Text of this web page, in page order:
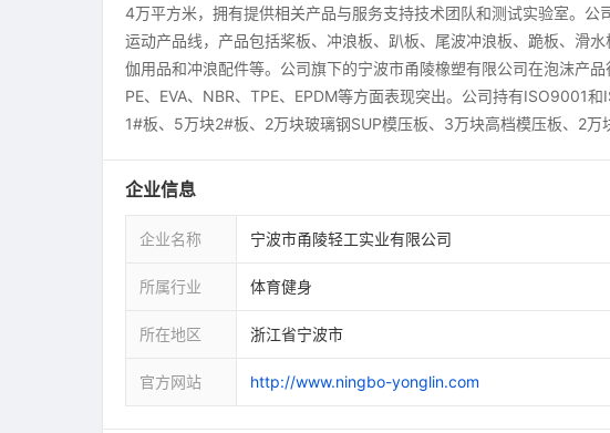
4万平方米，拥有提供相关产品与服务支持技术团队和测试实验室。
运动产品线，产品包括桨板、冲浪板、趴板、尾波冲浪板、跪板、滑
伽用品和冲浪配件等。公司旗下的宁波市甬陵橡塑有限公司在泡沫产
PE、EVA、NBR、TPE、EPDM等方面表现突出。公司持有ISO9001
1#板、5万块2#板、2万块玻璃钢SUP模压板、3万块高档模压板、2
企业信息
企业名称 宁波市甬陵轻工实业有限公司
所属行业 体育健身
所在地区 浙江省宁波市
官方网站 http://www.ningbo-yonglin.com